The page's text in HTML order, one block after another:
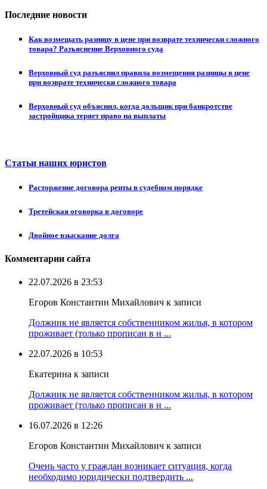
Последние новости
Как возмещать разницу в цене при возврате технически сложного
товара? Разъяснение Верховного суда
Верховный суд разъяснил правила возмещения разницы в цене
при возврате технически сложного товара
Верховный суд объяснил, когда дольщик при банкротстве
застройщика теряет право на выплаты
Статьи наших юристов
Расторжение договора ренты в судебном порядке
Третейская оговорка в договоре
Двойное взыскание долга
Комментарии сайта
22.07.2026 в 23:53
Егоров Константин Михайлович к записи
Должник не является собственником жилья, в котором
проживает (только прописан в н ...
22.07.2026 в 10:53
Екатерина к записи
Должник не является собственником жилья, в котором
проживает (только прописан в н ...
16.07.2026 в 12:26
Егоров Константин Михайлович к записи
Очень часто у граждан возникает ситуация, когда
необходимо юридически подтвердить ...